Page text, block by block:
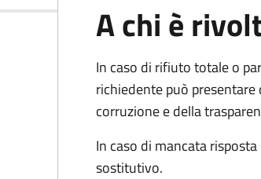
A chi è
In caso di rifiuto totale o
richiedente può
corruzione e della
In caso di mancata
sostitutivo.